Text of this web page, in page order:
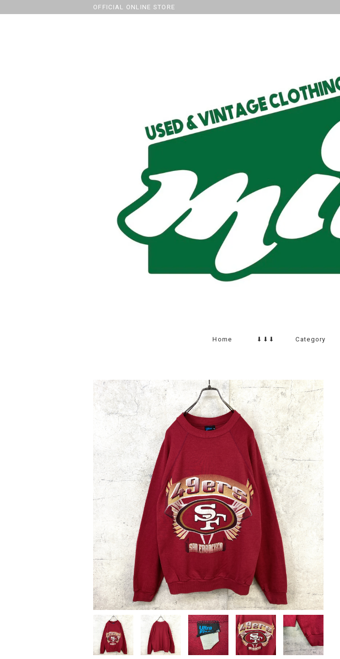
OFFICIAL ONLINE STORE
Home ⬇︎⬇︎⬇︎ Category